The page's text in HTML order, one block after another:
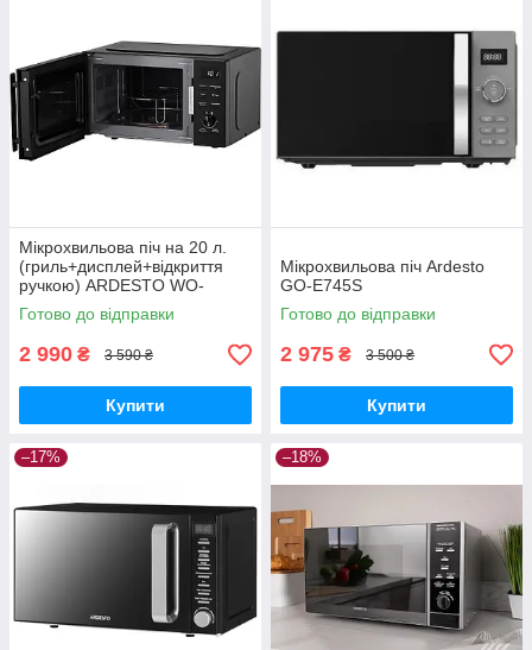
Мікрохвильова піч на 20 л.
(гриль+дисплей+відкриття
ручкою) ARDESTO WO-
EGR820B
Готово до відправки
2 990 ₴ 3 590 ₴
Купити
Мікрохвильова піч Ardesto
GO-E745S
Готово до відправки
2 975 ₴ 3 500 ₴
Купити
–17% –18%